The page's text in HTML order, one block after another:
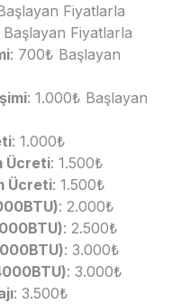
Fiyatlarla
Fiyatlarla
: 700₺ Başlayan
: 1.000₺ Başlayan
: 1.000₺
Ücreti: 1.500₺
Ücreti: 1.500₺
: 2.000₺
: 2.500₺
: 3.000₺
: 3.000₺
: 3.500₺